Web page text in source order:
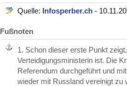
Quelle: Infosperber.ch -
Fußnoten
1. Schon dieser erste Punkt
Verteidigungsministerin ist. Die
Referendum durchgeführt und
wieder mit Russland vereinigt zu